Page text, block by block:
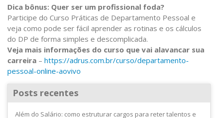
Dica bônus: Quer ser um profissional foda?
Participe do Curso Práticas de Departamento Pessoal e
veja como pode ser fácil aprender as rotinas e os cálculos
do DP de forma simples e descomplicada.
Veja mais informações do curso que vai alavancar sua
carreira – https://adrus.com.br/curso/departamento-
pessoal-online-aovivo
Posts recentes
Além do Salário: como estruturar cargos para reter talentos e